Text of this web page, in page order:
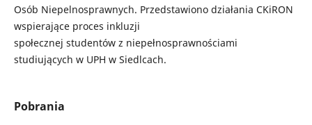
Osób Niepelnosprawnych. Przedstawiono działania CKiRON
wspierające proces inkluzji
społecznej studentów z niepełnosprawnościami
studiujących w UPH w Siedlcach.
Pobrania